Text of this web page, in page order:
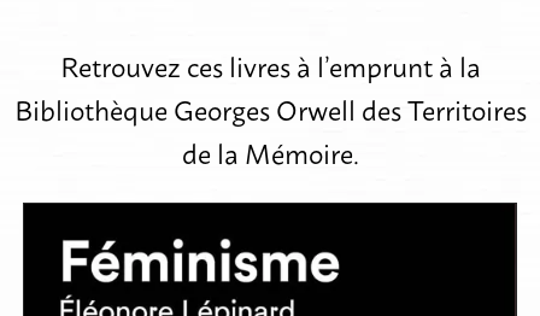
Retrouvez ces livres à l’emprunt à la
Bibliothèque Georges Orwell des Territoires
de la Mémoire.